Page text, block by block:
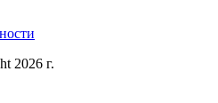
2026 г.